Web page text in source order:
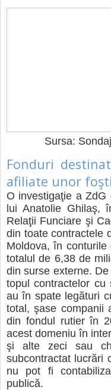
Sursa:
Fonduri
afiliate unor
O investigaţie a
lui Anatolie Ghilaş,
Relaţii Funciare şi
din toate contractele
Moldova, în
totalul de 6,38 de
din surse externe.
topul contractelor cu
au în spate legături
total, şase companii
din fondul rutier în
acest domeniu în
şi alte zeci sau
subcontractat lucrări
nu pot fi
publică.